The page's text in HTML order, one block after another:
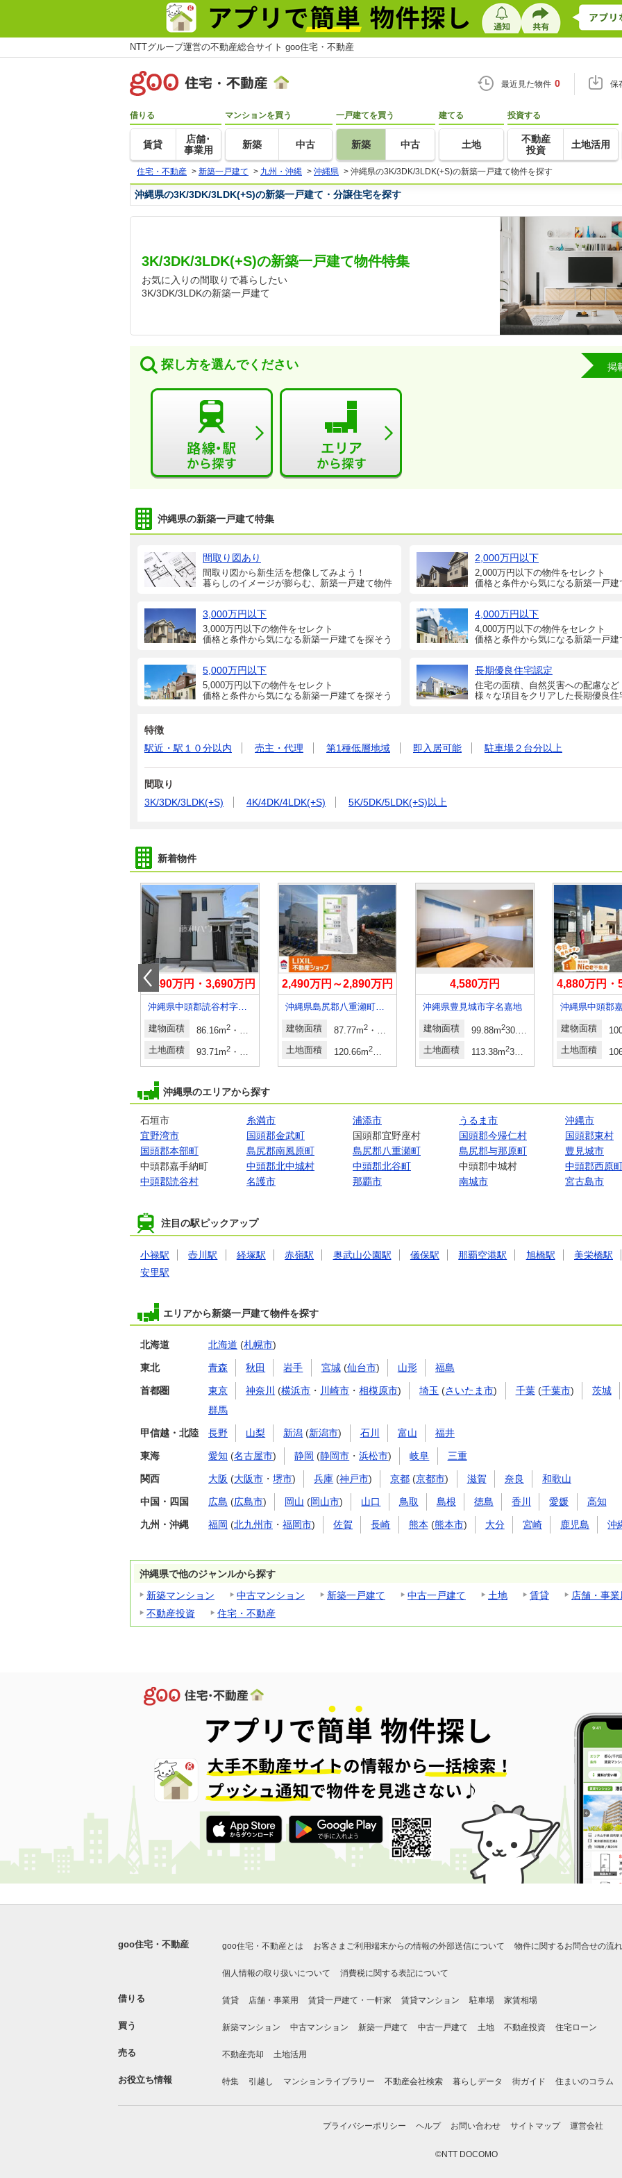
NTTグループ運営の不動産総合サイト goo住宅・不動産
最近見た物件 0 保
借りる
賃貸
店舗･
事業用
マンションを買う
新築 中古
一戸建てを買う
新築 中古
建てる
土地
投資する
不動産
投資
土地活用
住宅・不動産 > 新築一戸建て > 九州・沖縄 > 沖縄県 > 沖縄県の3K/3DK/3LDK(+S)の新築一戸建て物件を探す
沖縄県の3K/3DK/3LDK(+S)の新築一戸建て・分譲住宅を探す
3K/3DK/3LDK(+S)の新築一戸建て物件特集
お気に入りの間取りで暮らしたい
3K/3DK/3LDKの新築一戸建て
探し方を選んでください 掲
沖縄県の新築一戸建て特集
間取り図あり
間取り図から新生活を想像してみよう！
暮らしのイメージが膨らむ、新築一戸建て物件
2,000万円以下
2,000万円以下の物件をセレクト
価格と条件から気になる新築一戸建
3,000万円以下
3,000万円以下の物件をセレクト
価格と条件から気になる新築一戸建てを探そう
4,000万円以下
4,000万円以下の物件をセレクト
価格と条件から気になる新築一戸建
5,000万円以下
5,000万円以下の物件をセレクト
価格と条件から気になる新築一戸建てを探そう
長期優良住宅認定
住宅の面積、自然災害への配慮など
様々な項目をクリアした長期優良住
特徴
駅近・駅１０分以内
売主・代理 第1種低層地域 即入居可能 駐車場２台分以上
間取り
3K/3DK/3LDK(+S)
4K/4DK/4LDK(+S) 5K/5DK/5LDK(+S)以上
新着物件
25.40坪～28.49坪
32.35坪～32.58坪
3,490万円・3,690万円
沖縄県中頭郡読谷村字伊良皆
建物面積 86.16m2・86.94m
土地面積 93.71m2・94.28m
2,490万円～2,890万円
沖縄県島尻郡八重瀬町字仲座
建物面積 87.77m2・92.32m
26.55坪・27.92坪
土地面積
120.66m2～135.86m 36.49坪～41.09坪
4,580万円
沖縄県豊見城市字名嘉地
建物面積 99.88m230.21坪
土地面積
113.38m234.29坪
4,880万円・
建物面積
土地面積
沖縄県のエリアから探す
石垣市 糸満市 浦添市 うるま市
沖縄市
宜野湾市
国頭郡金武町 国頭郡宜野座村 国頭郡今帰仁村
国頭郡東村
国頭郡本部町
島尻郡南風原町 島尻郡八重瀬町 島尻郡与那原町
豊見城市
中頭郡嘉手納町
中頭郡北中城村 中頭郡北谷町 中頭郡中城村
中頭郡西原
中頭郡読谷村
名護市 那覇市 南城市 宮古島市
注目の駅ピックアップ
小禄駅 壺川駅 経塚駅 赤嶺駅 奥武山公園駅 儀保駅 那覇空港駅 旭橋駅
美栄橋駅
安里駅
エリアから新築一戸建て物件を探す
北海道 北海道 (札幌市)
東北 青森 秋田 岩手 宮城(仙台市) 山形 福島
首都圏 東京 神奈川 (横浜市 ・ 川崎市 ・相模原市) 埼玉 (さいたま市) 千葉(千葉市)
茨城
群馬
甲信越・北陸 長野 山梨 新潟 (新潟市) 石川 富山 福井
東海 愛知 (名古屋市) 静岡 (静岡市 ・浜松市) 岐阜 三重
関西 大阪 (大阪市 ・ 堺市) 兵庫 (神戸市) 京都 (京都市) 滋賀 奈良 和歌山
中国・四国 広島 (広島市) 岡山 (岡山市) 山口 鳥取 島根 徳島 香川 愛媛 高知
九州・沖縄 福岡 (北九州市 ・ 福岡市) 佐賀 長崎 熊本 (熊本市) 大分 宮崎 鹿児島 沖
沖縄県で他のジャンルから探す
新築マンション
中古マンション 新築一戸建て 中古一戸建て 土地 賃貸
店舗・事業
不動産投資
住宅・不動産
goo住宅・不動産 goo住宅・不動産とは お客さまご利用端末からの情報の外部送信について 物件に関するお問合せの流れ
個人情報の取り扱いについて 消費税に関する表記について
借りる 賃貸 店舗・事業用 賃貸一戸建て・一軒家 賃貸マンション 駐車場 家賃相場
買う 新築マンション 中古マンション 新築一戸建て 中古一戸建て 土地 不動産投資 住宅ローン
売る 不動産売却 土地活用
お役立ち情報 特集 引越し マンションライブラリー 不動産会社検索 暮らしデータ 街ガイド 住まいのコラム
プライバシーポリシー ヘルプ お問い合わせ サイトマップ 運営会社
©NTT DOCOMO